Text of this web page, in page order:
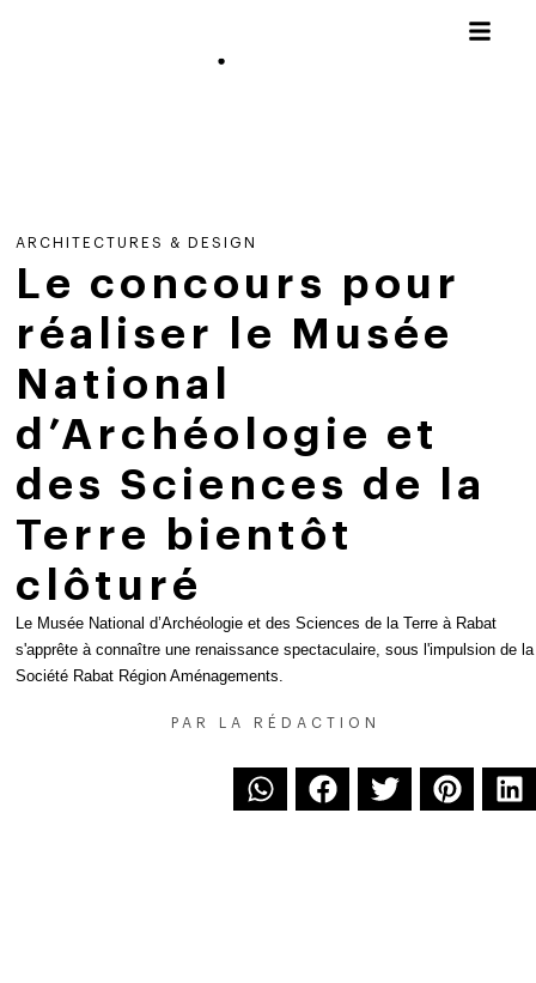
ARCHITECTURES & DESIGN
Le concours pour
réaliser le Musée
National
d’Archéologie et
des Sciences de la
Terre bientôt
clôturé
Le Musée National d’Archéologie et des Sciences de la Terre à Rabat
s'apprête à connaître une renaissance spectaculaire, sous l'impulsion de la
Société Rabat Région Aménagements.
PAR LA RÉDACTION